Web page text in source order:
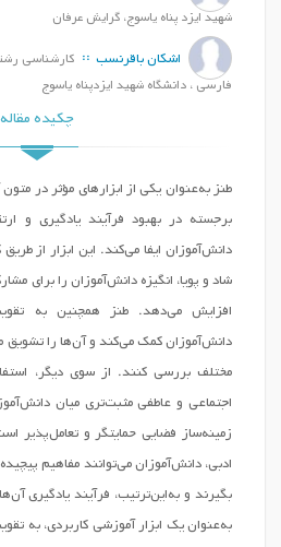
شهید ایزد پناه یاسوج، گرایش عرفان
اشکان باقرنسب کارشناسی
فارسی ، دانشگاه شهید ایزدپناه یاسوج
چکیده مقاله
طنز به‌عنوان یکی از ابزارهای مؤثر در
برجسته در بهبود فرآیند یادگیری و
دانش‌آموزان ایفا می‌کند. این ابزار از
شاد و پویا، انگیزه دانش‌آموزان را برای
افزایش می‌دهد. طنز همچنین به
دانش‌آموزان کمک می‌کند و آن‌ها را تشویق
مختلف بررسی کنند. از سوی دیگر،
اجتماعی و عاطفی مثبت‌تری میان
زمینه‌ساز فضایی حمایتگر و تعامل‌پذیر
ادبی، دانش‌آموزان می‌توانند مفاهیم
بگیرند و به‌این‌ترتیب، فرآیند یادگیری
به‌عنوان یک ابزار آموزشی کاربردی، به